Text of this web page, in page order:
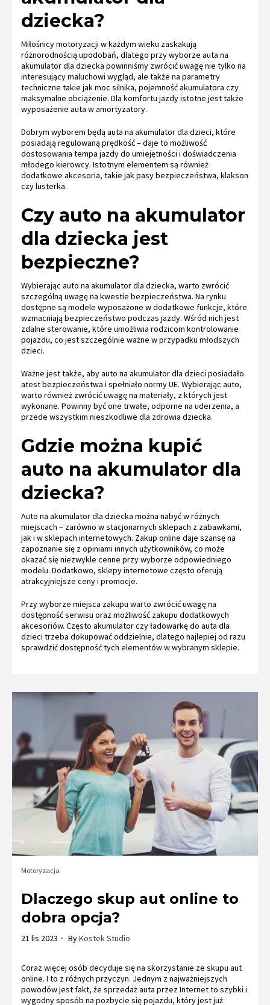
dziecka?
Miłośnicy motoryzacji w każdym wieku zaskakują
różnorodnością upodobań, dlatego przy wyborze auta na
akumulator dla dziecka powinniśmy zwrócić uwagę nie tylko na
interesujący maluchowi wygląd, ale także na parametry
techniczne takie jak moc silnika, pojemność akumulatora czy
maksymalne obciążenie. Dla komfortu jazdy istotne jest także
wyposażenie auta w amortyzatory.
Dobrym wyborem będą auta na akumulator dla dzieci, które
posiadają regulowaną prędkość – daje to możliwość
dostosowania tempa jazdy do umiejętności i doświadczenia
młodego kierowcy. Istotnym elementem są również
dodatkowe akcesoria, takie jak pasy bezpieczeństwa, klakson
czy lusterka.
Czy auto na akumulator
dla dziecka jest
bezpieczne?
Wybierając auto na akumulator dla dziecka, warto zwrócić
szczególną uwagę na kwestie bezpieczeństwa. Na rynku
dostępne są modele wyposażone w dodatkowe funkcje, które
wzmacniają bezpieczeństwo podczas jazdy. Wśród nich jest
zdalne sterowanie, które umożliwia rodzicom kontrolowanie
pojazdu, co jest szczególnie ważne w przypadku młodszych
dzieci.
Ważne jest także, aby auto na akumulator dla dzieci posiadało
atest bezpieczeństwa i spełniało normy UE. Wybierając auto,
warto również zwrócić uwagę na materiały, z których jest
wykonane. Powinny być one trwałe, odporne na uderzenia, a
przede wszystkim nieszkodliwe dla zdrowia dziecka.
Gdzie można kupić
auto na akumulator dla
dziecka?
Auto na akumulator dla dziecka można nabyć w różnych
miejscach – zarówno w stacjonarnych sklepach z zabawkami,
jak i w sklepach internetowych. Zakup online daje szansę na
zapoznanie się z opiniami innych użytkowników, co może
okazać się niezwykle cenne przy wyborze odpowiedniego
modelu. Dodatkowo, sklepy internetowe często oferują
atrakcyjniejsze ceny i promocje.
Przy wyborze miejsca zakupu warto zwrócić uwagę na
dostępność serwisu oraz możliwość zakupu dodatkowych
akcesoriów. Często akumulator czy ładowarkę do auta dla
dzieci trzeba dokupować oddzielnie, dlatego najlepiej od razu
sprawdzić dostępność tych elementów w wybranym sklepie.
Motoryzacja
Dlaczego skup aut online to
dobra opcja?
21 lis 2023 ByKostek Studio
Coraz więcej osób decyduje się na skorzystanie ze skupu aut
online. I to z różnych przyczyn. Jednym z najważniejszych
powodów jest fakt, że sprzedaż auta przez Internet to szybki i
wygodny sposób na pozbycie się pojazdu, który jest już